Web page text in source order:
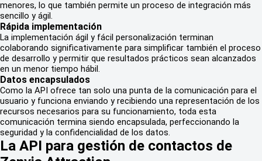
menores, lo que también permite un proceso de integración más
sencillo y ágil.
Rápida implementación
La implementación ágil y fácil personalización terminan
colaborando significativamente para simplificar también el proceso
de desarrollo y permitir que resultados prácticos sean alcanzados
en un menor tiempo hábil.
Datos encapsulados
Como la API ofrece tan solo una punta de la comunicación para el
usuario y funciona enviando y recibiendo una representación de los
recursos necesarios para su funcionamiento, toda esta
comunicación termina siendo encapsulada, perfeccionando la
seguridad y la confidencialidad de los datos.
La API para gestión de contactos de